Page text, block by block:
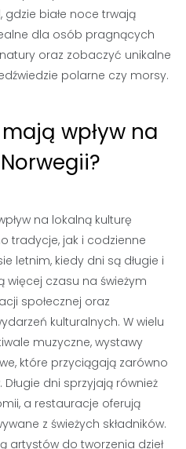
gdzie białe noce trwają
dla osób pragnących
oraz zobaczyć unikalne
polarne czy morsy.
wpływ na
na lokalną kulturę
tradycje, jak i codzienne
letnim, kiedy dni są długie i
więcej czasu na świeżym
społecznej oraz
kulturalnych. W wielu
muzyczne, wystawy
które przyciągają zarówno
dni sprzyjają również
a restauracje oferują
z świeżych składników.
artystów do tworzenia dzieł